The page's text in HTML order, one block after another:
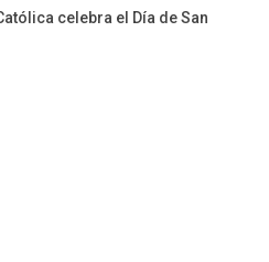
celebra el Día de San